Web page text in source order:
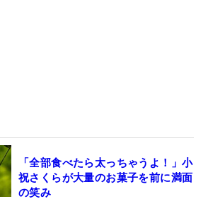
「全部食べたら太っちゃうよ！」小
祝さくらが大量のお菓子を前に満面
の笑み